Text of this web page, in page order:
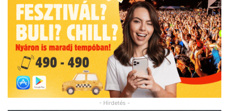
- Hirdetés -